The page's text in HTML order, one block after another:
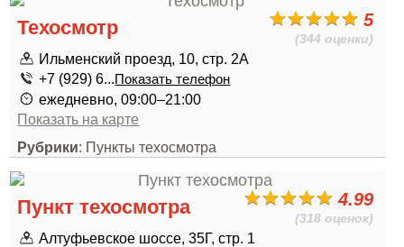
5
(344 оценки)
Техосмотр
Ильменский проезд, 10, стр. 2А
+7 (929) 6...Показать телефон
ежедневно, 09:00–21:00
Показать на карте
Рубрики: Пункты техосмотра
4.99
(318 оценок)
Пункт техосмотра
Алтуфьевское шоссе, 35Г, стр. 1